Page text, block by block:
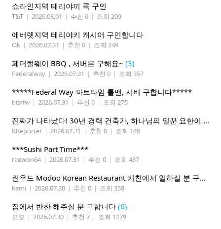
쇼라인지역 테리야끼 쿡 구인
T&T | 2026.08.01 | 추천 0 | 조회 209
에버렛지역 테리야키 캐시어 구인합니다
Ok | 2026.07.31 | 추천 0 | 조회 249
페더럴웨이 BBQ , 서버분 구해요~ (3)
Federalway | 2026.07.31 | 추천 0 | 조회 357
*****Federal Way 파트타임 롤맨, 서버 구합니다*****
bisrfw | 2026.07.31 | 추천 0 | 조회 275
진짜가 나타났다! 30년 경력 건축가, 하나님의 일꾼 요한이 책임 시공합니다.
KReporter | 2026.07.31 | 추천 0 | 조회 148
***Sushi Part Time***
raewon64 | 2026.07.31 | 추천 0 | 조회 437
린우드 Modoo Korean Restaurant 키친에서 일하실 분 구합니다
kami | 2026.07.30 | 추천 0 | 조회 358
집에서 반찬 해주실 분 구합니다 (6)
모모 | 2026.07.30 | 추천 7 | 조회 1279